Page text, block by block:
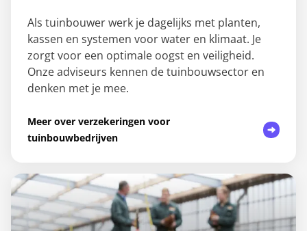
Als tuinbouwer werk je dagelijks met planten,
kassen en systemen voor water en klimaat. Je
zorgt voor een optimale oogst en veiligheid.
Onze adviseurs kennen de tuinbouwsector en
denken met je mee.
Meer over verzekeringen voor
tuinbouwbedrijven